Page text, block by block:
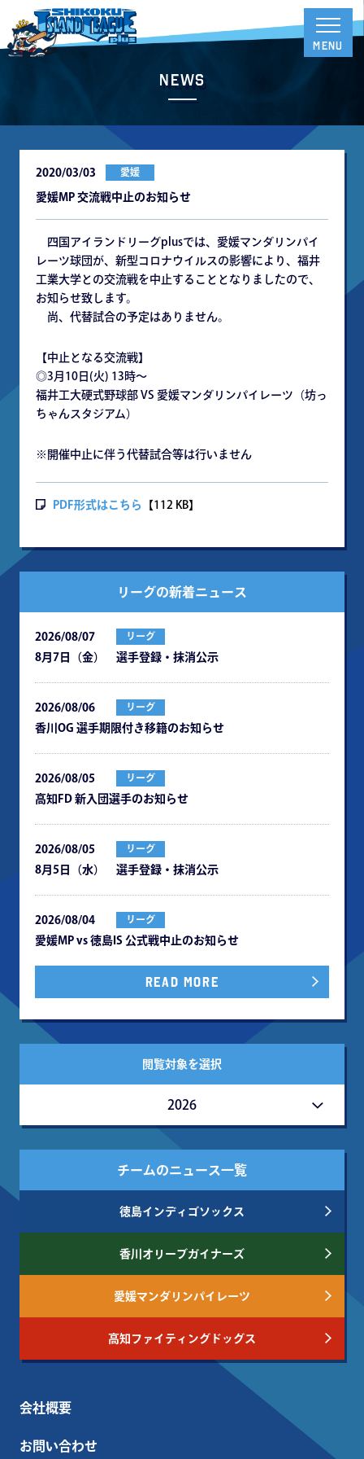
News
2020/03/03 愛媛
愛媛MP 交流戦中止のお知らせ
四国アイランドリーグplusでは、愛媛マンダリンパイ
レーツ球団が、新型コロナウイルスの影響により、福井
工業大学との交流戦を中止することとなりましたので、
お知らせ致します。
尚、代替試合の予定はありません。
【中止となる交流戦】
◎3月10日(火) 13時～
福井工大硬式野球部 VS 愛媛マンダリンパイレーツ（坊っ
ちゃんスタジアム）
※開催中止に伴う代替試合等は行いません
PDF形式はこちら 【112 KB】
リーグの新着ニュース
2026/08/07 リーグ
8月7日（金） 選手登録・抹消公示
2026/08/06 リーグ
⾹川OG 選⼿期限付き移籍のお知らせ
2026/08/05 リーグ
⾼知FD 新⼊団選⼿のお知らせ
2026/08/05 リーグ
8月5日（水） 選手登録・抹消公示
2026/08/04 リーグ
愛媛MP vs 徳島IS 公式戦中⽌のお知らせ
READ MORE
閲覧対象を選択
2026
チームのニュース一覧
徳島インディゴソックス
香川オリーブガイナーズ
愛媛マンダリンパイレーツ
高知ファイティングドッグス
会社概要
お問い合わせ